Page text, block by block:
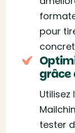
pour
grâce
tester